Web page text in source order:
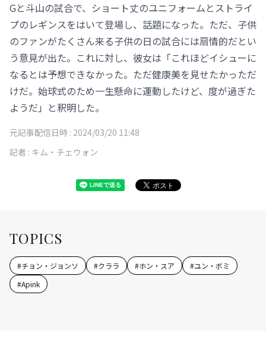
Gと斗山の試合で、ショート丈のユニフォームとストライ
プのレギンスをはいて登場し、話題になった。ただ、子供
のファンがたくさん来る子供の日の試合には扇情的だとい
う意見が出た。これに対し、彼女は「これほどイシューに
なるとは予想できなかった。ただ健康美を見せたかっただ
けだ。始球式のため一生懸命に運動したけど、度が過ぎた
ようだ」と釈明した。
元記事配信日時 : 2024/03/20 11:48
記者 : キム・チェウォン
TOPICS
#チョン・ジョンソ #クララ #ホン・スア #ユン・ボミ
#Apink